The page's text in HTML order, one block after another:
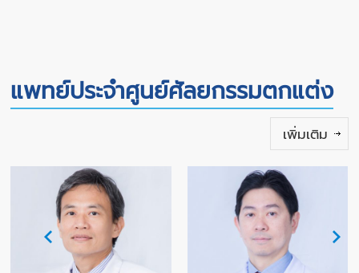
แพทย์ประจำศูนย์ศัลยกรรมตกแต่ง
เพิ่มเติม